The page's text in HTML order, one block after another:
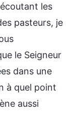
les
pasteurs, je
le Seigneur
dans une
à quel point
aussi